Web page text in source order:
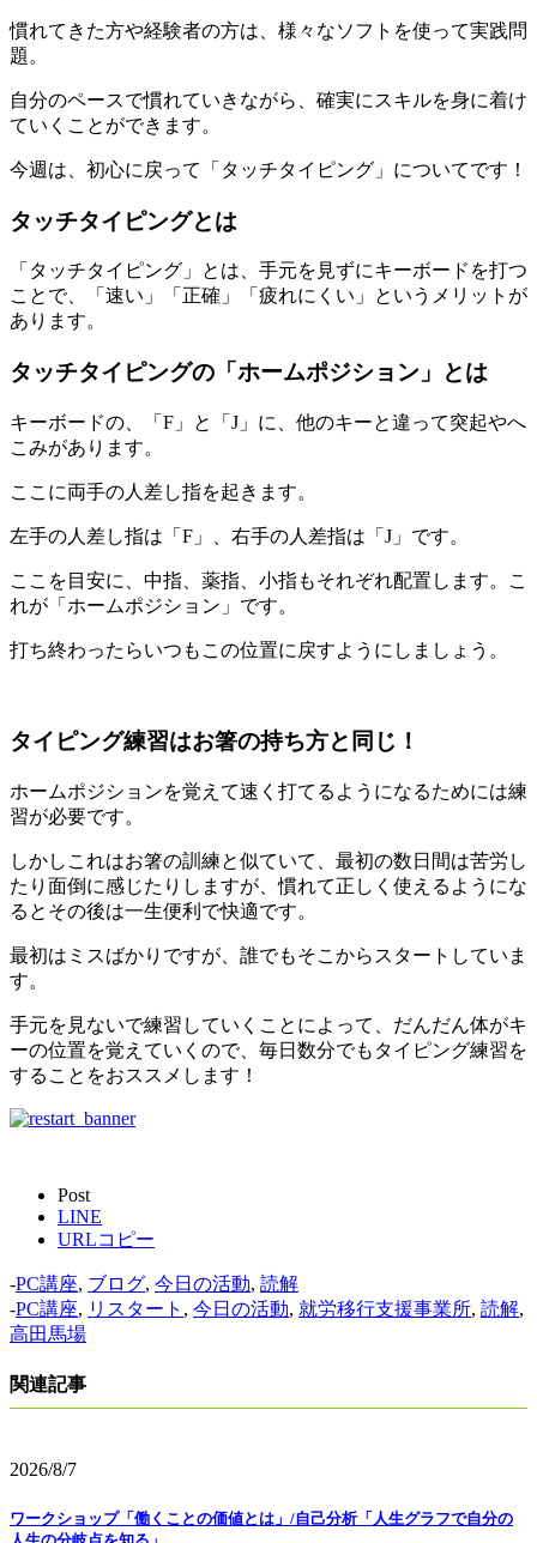
慣れてきた方や経験者の方は、様々なソフトを使って実践問
題。
自分のペースで慣れていきながら、確実にスキルを身に着け
ていくことができます。
今週は、初心に戻って「タッチタイピング」についてです！
タッチタイピングとは
「タッチタイピング」とは、手元を見ずにキーボードを打つ
ことで、「速い」「正確」「疲れにくい」というメリットが
あります。
タッチタイピングの「ホームポジション」とは
キーボードの、「F」と「J」に、他のキーと違って突起やへ
こみがあります。
ここに両手の人差し指を起きます。
左手の人差し指は「F」、右手の人差指は「J」です。
ここを目安に、中指、薬指、小指もそれぞれ配置します。こ
れが「ホームポジション」です。
打ち終わったらいつもこの位置に戻すようにしましょう。
タイピング練習はお箸の持ち方と同じ！
ホームポジションを覚えて速く打てるようになるためには練
習が必要です。
しかしこれはお箸の訓練と似ていて、最初の数日間は苦労し
たり面倒に感じたりしますが、慣れて正しく使えるようにな
るとその後は一生便利で快適です。
最初はミスばかりですが、誰でもそこからスタートしていま
す。
手元を見ないで練習していくことによって、だんだん体がキ
ーの位置を覚えていくので、毎日数分でもタイピング練習を
することをおススメします！
Post
LINE
URLコピー
-PC講座, ブログ, 今日の活動, 読解
-PC講座, リスタート , 今日の活動, 就労移行支援事業所, 読解,
高田馬場
関連記事
2026/8/7
ワークショップ「働くことの価値とは」/自己分析「人生グラフで自分の